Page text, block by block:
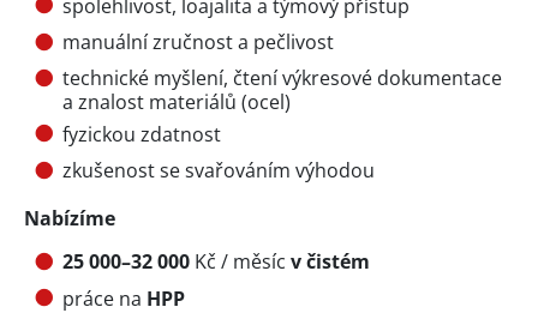
spolehlivost, loajalita a týmový přístup
manuální zručnost a pečlivost
technické myšlení, čtení výkresové dokumentace
a znalost materiálů (ocel)
fyzickou zdatnost
zkušenost se svařováním výhodou
Nabízíme
25 000–32 000 Kč / měsíc v čistém
práce na HPP